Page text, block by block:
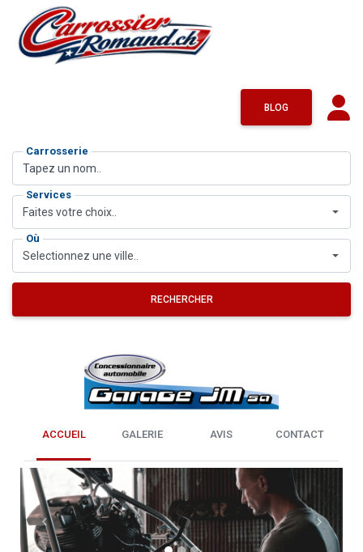
BLOG
Carrosserie
Services
Faites votre choix..
Où
Selectionnez une ville..
RECHERCHER
ACCUEIL GALERIE AVIS CONTACT
Previous Next